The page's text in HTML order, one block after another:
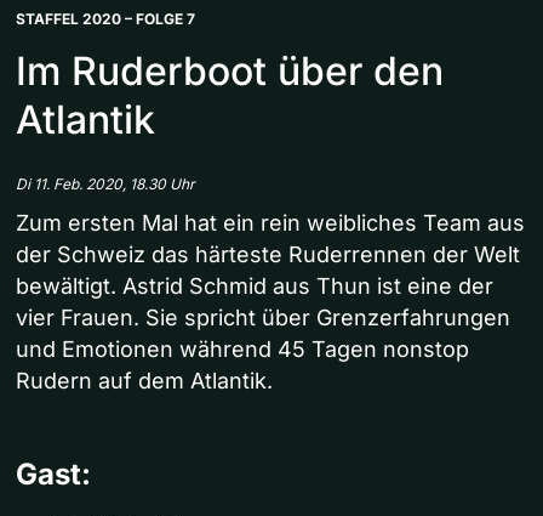
STAFFEL 2020 – FOLGE 7
Im Ruderboot über den
Atlantik
Di 11. Feb. 2020, 18.30 Uhr
Zum ersten Mal hat ein rein weibliches Team aus
der Schweiz das härteste Ruderrennen der Welt
bewältigt. Astrid Schmid aus Thun ist eine der
vier Frauen. Sie spricht über Grenzerfahrungen
und Emotionen während 45 Tagen nonstop
Rudern auf dem Atlantik.
Gast: